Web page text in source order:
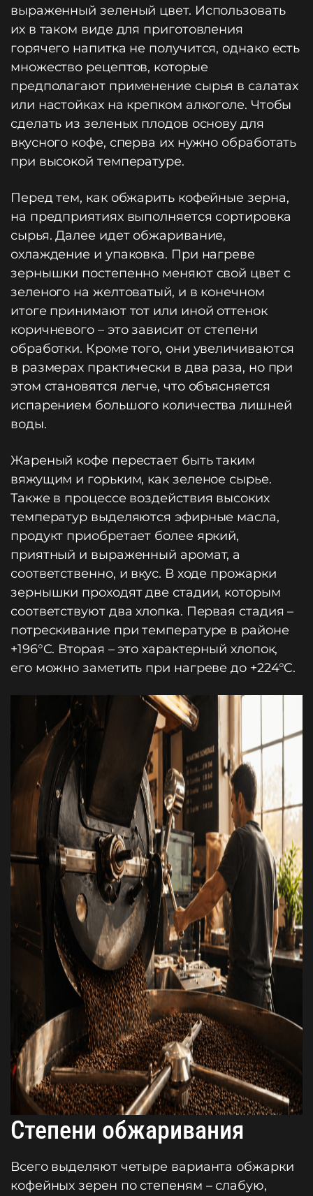
выраженный зеленый цвет. Использовать
их в таком виде для приготовления
горячего напитка не получится, однако есть
множество рецептов, которые
предполагают применение сырья в салатах
или настойках на крепком алкоголе. Чтобы
сделать из зеленых плодов основу для
вкусного кофе, сперва их нужно обработать
при высокой температуре.
Перед тем, как обжарить кофейные зерна,
на предприятиях выполняется сортировка
сырья. Далее идет обжаривание,
охлаждение и упаковка. При нагреве
зернышки постепенно меняют свой цвет с
зеленого на желтоватый, и в конечном
итоге принимают тот или иной оттенок
коричневого – это зависит от степени
обработки. Кроме того, они увеличиваются
в размерах практически в два раза, но при
этом становятся легче, что объясняется
испарением большого количества лишней
воды.
Жареный кофе перестает быть таким
вяжущим и горьким, как зеленое сырье.
Также в процессе воздействия высоких
температур выделяются эфирные масла,
продукт приобретает более яркий,
приятный и выраженный аромат, а
соответственно, и вкус. В ходе прожарки
зернышки проходят две стадии, которым
соответствуют два хлопка. Первая стадия –
потрескивание при температуре в районе
+196°C. Вторая – это характерный хлопок,
его можно заметить при нагреве до +224°C.
Степени обжаривания
Всего выделяют четыре варианта обжарки
кофейных зерен по степеням – слабую,